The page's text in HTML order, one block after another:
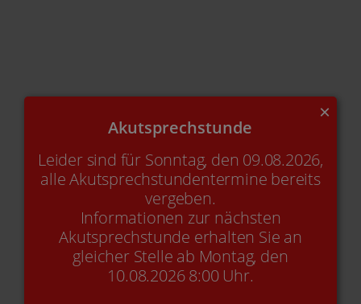
×
Akutsprechstunde
Leider sind für Sonntag, den 09.08.2026,
alle Akutsprechstundentermine bereits
vergeben.
Informationen zur nächsten
Akutsprechstunde erhalten Sie an
gleicher Stelle ab Montag, den
10.08.2026 8:00 Uhr.
Online-Termin +49(0)2842-9 21 49 90
Kontakt E-Mail